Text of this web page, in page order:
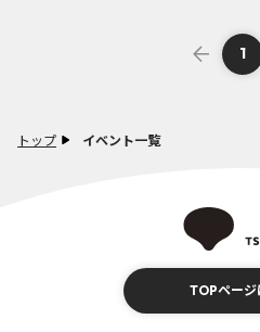
トップ イベント一覧
1
TOPページ